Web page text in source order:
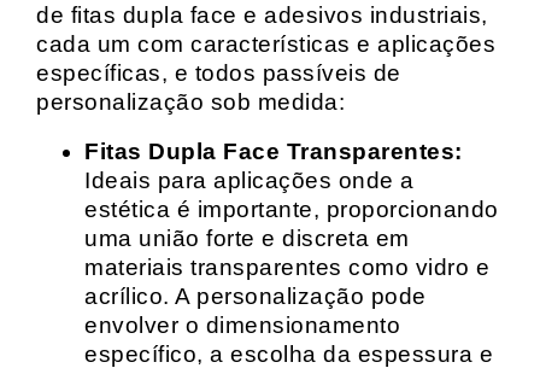
de fitas dupla face e adesivos industriais,
cada um com características e aplicações
específicas, e todos passíveis de
personalização sob medida:
Fitas Dupla Face Transparentes:
Ideais para aplicações onde a
estética é importante, proporcionando
uma união forte e discreta em
materiais transparentes como vidro e
acrílico. A personalização pode
envolver o dimensionamento
específico, a escolha da espessura e